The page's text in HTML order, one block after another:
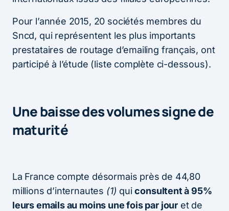
Pour l’année 2015, 20 sociétés membres du
Sncd, qui représentent les plus importants
prestataires de routage d’emailing français, ont
participé à l’étude (liste complète ci-dessous).
Une baisse des volumes signe de
maturité
La France compte désormais près de 44,80
millions d’internautes (1) quiconsultent à 95%
leurs emails au moins une fois par jouret de